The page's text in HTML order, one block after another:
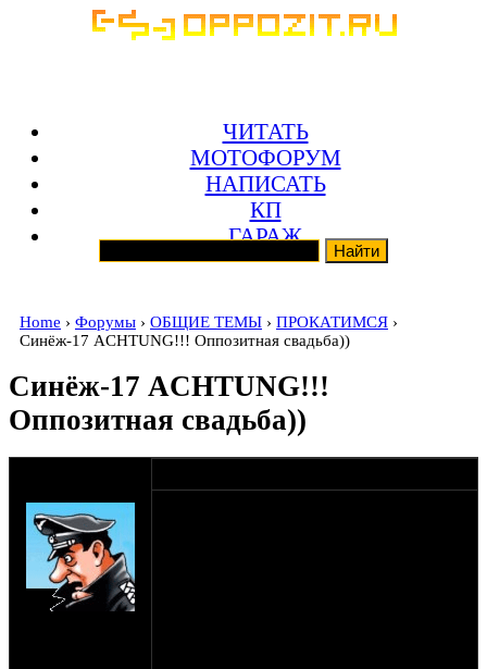
ЧИТАТЬ
МОТОФОРУМ
НАПИСАТЬ
КП
ГАРАЖ
Home › Форумы › ОБЩИЕ ТЕМЫ › ПРОКАТИМСЯ ›
Синёж-17 ACHTUNG!!! Оппозитная свадьба))
Синёж-17 ACHTUNG!!!
Оппозитная свадьба))